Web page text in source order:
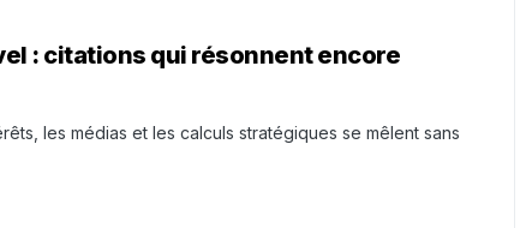
: citations qui résonnent encore
les médias et les calculs stratégiques se mêlent sans